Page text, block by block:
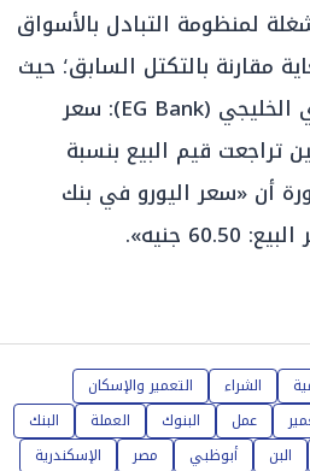
لمنظومة التبادل بالأسواق
مقارنة بالتكتل السابق؛ حيث
أظهرت التحديثات أن «سعر اليورو في البنك المصري الخليجي (EG Bank): سعر
60.52 جنيه»، في حين تراجعت قيم البيع بنسبة
أن «سعر اليورو في بنك
الشراء
التعمير والإسكان
عمل البنوك العملة
البنك
البن أبوظبي مصر
الإسكندرية